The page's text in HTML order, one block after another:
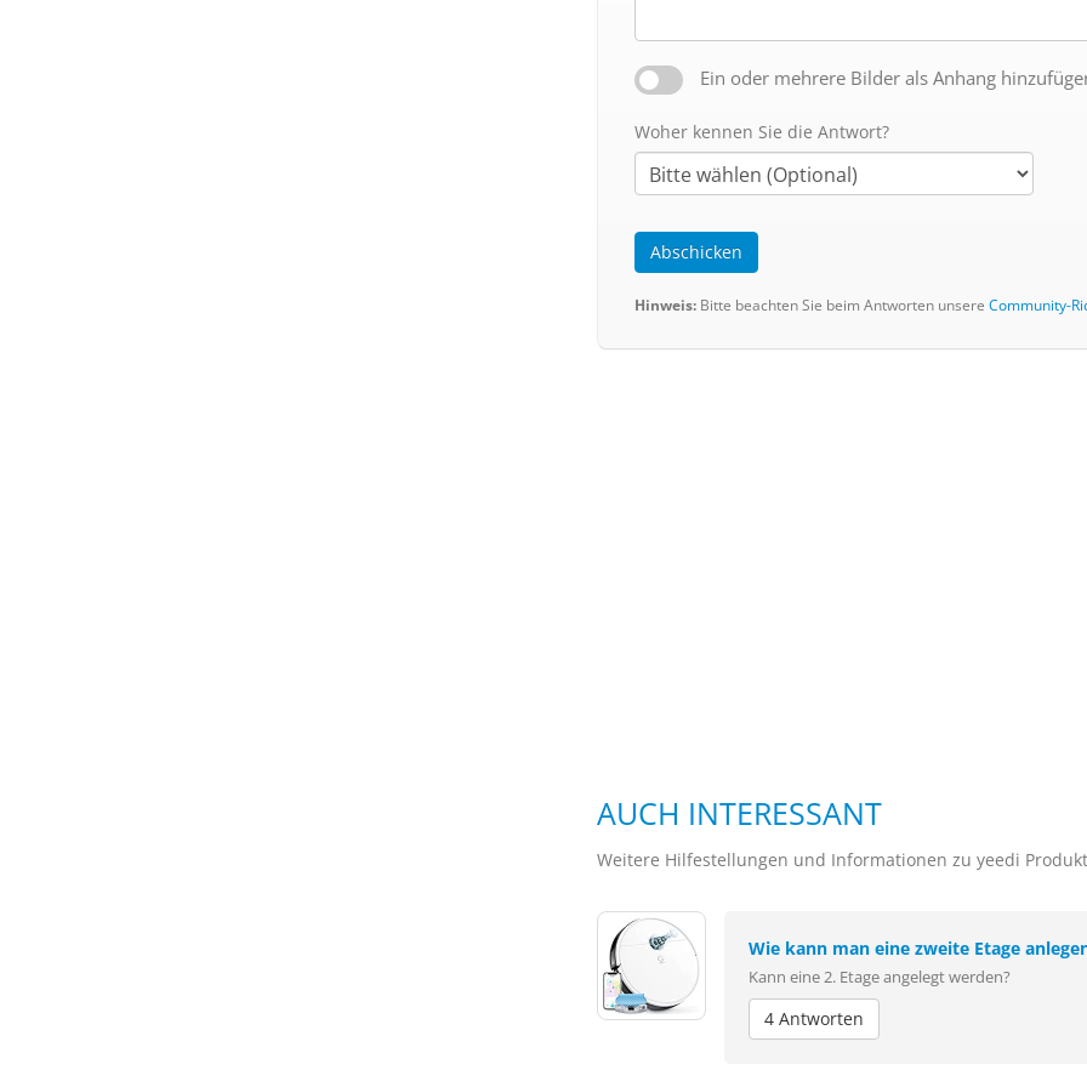
Ein oder mehrere Bilder als Anhang
Woher kennen Sie die Antwort?
Abschicken
Hinweis: Bitte beachten Sie beim Antworten unsere Community-
AUCH INTERESSANT
Weitere Hilfestellungen und Informationen zu yeedi
Wie kann man eine zweite Etage
Kann eine 2. Etage angelegt werden?
4 Antworten